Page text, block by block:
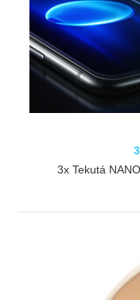
3x Tekutá